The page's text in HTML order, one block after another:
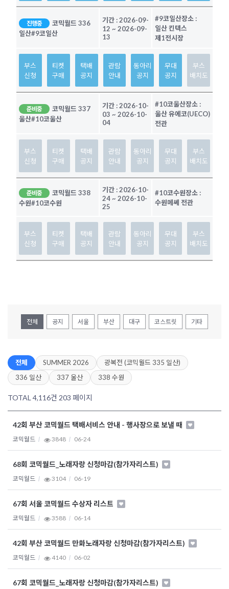
진행중
코믹월드 336
일산#9코일산
기간 :2026-09-
12 ~ 2026-09-
13
#9코일산장소 :
일산 킨텍스
제1전시장
부스
신청
티켓
구매
택배
공지
관람
안내
동아리
공지
무대
공지
부스
배치도
준비중
코믹월드 337
울산#10코울산
기간 :2026-10-
03 ~ 2026-10-
04
#10코울산장소 :
울산 유에코(UECO)
전관
부스
신청
티켓
구매
택배
공지
관람
안내
동아리
공지
무대
공지
부스
배치도
준비중
코믹월드 338
수원#10코수원
기간 :2026-10-
24~ 2026-10-
25
#10코수원장소 :
수원메쎄 전관
부스
신청
티켓
구매
택배
공지
관람
안내
동아리
공지
무대
공지
부스
배치도
전체 공지 서울 부산 대구 코스트릿 기타
전체 SUMMER 2026
광복전 (코믹월드 335 일산)
336 일산
337 울산 338 수원
TOTAL 4,116건 203 페이지
42회 부산 코믹월드 택배서비스 안내 - 행사장으로 보낼 때
코믹월드 3848 06-24
68회 코믹월드_노래자랑 신청마감(참가자리스트)
코믹월드 3104 06-19
67회 서울 코믹월드 수상자 리스트
코믹월드 3588 06-14
42회 부산 코믹월드 만화노래자랑 신청마감(참가자리스트)
코믹월드 4140 06-02
67회 코믹월드_노래자랑 신청마감(참가자리스트)